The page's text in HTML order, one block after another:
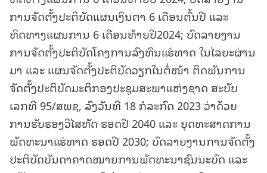
ການຈັດຕັ້ງປະຕິບັດແຜນເງິນຕາ 6 ເດືອນຕົ້ນປີ ແລະ
ທິດທາງແຜນການ 6 ເດືອນທ້າຍປີ2024; ບົດລາຍງານ
ການຈັດຕັ້ງປະຕິບັດໂຄງການລົງທຶນແຮ່ທາດ ໃນໄລຍະຜ່ານ
ມາ ແລະ ແຜນຈັດຕັ້ງປະຕິບັດວຽກໃນຕໍ່ໜ້າ ຕິດພັນການ
ຈັດຕັ້ງປະຕິບັດມະຕິກອງປະຊຸມສະພາແຫ່ງຊາດ ສະບັບ
ເລກທີ 95/ສພຊ, ລົງວັນທີ 18 ກໍລະກົດ 2023 ວ່າດ້ວຍ
ການຮັບຮອງວິໄສທັດ ຮອດປີ 2040 ແລະ ຍຸດທະສາດການ
ພັດທະນາແຮ່ທາດ ຮອດປີ 2030; ບົດລາຍງານການຈັດຕັ້ງ
ປະຕິບັດບັນດາຄາດໝາຍການພັດທະນາຊົນນະບົດ ແລະ